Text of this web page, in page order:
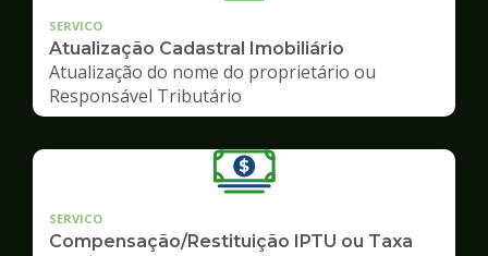
SERVICO
Atualização Cadastral Imobiliário
Atualização do nome do proprietário ou
Responsável Tributário
SERVICO
Compensação/Restituição IPTU ou Taxa